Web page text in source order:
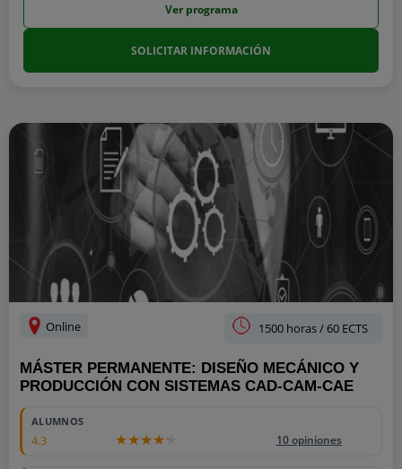
Ver programa
SOLICITAR INFORMACIÓN
Online 1500 horas / 60 ECTS
MÁSTER PERMANENTE: DISEÑO MECÁNICO Y
PRODUCCIÓN CON SISTEMAS CAD-CAM-CAE
ALUMNOS
4.3 10 opiniones